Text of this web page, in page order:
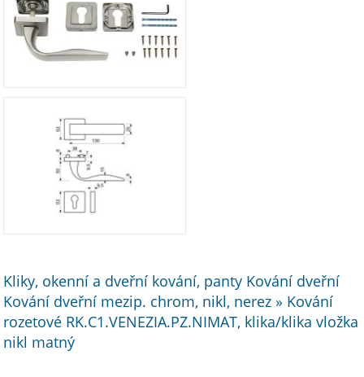
Kliky, okenní a dveřní kování, panty Kování dveřní
Kování dveřní mezip. chrom, nikl, nerez » Kování
rozetové RK.C1.VENEZIA.PZ.NIMAT, klika/klika vložka
nikl matný